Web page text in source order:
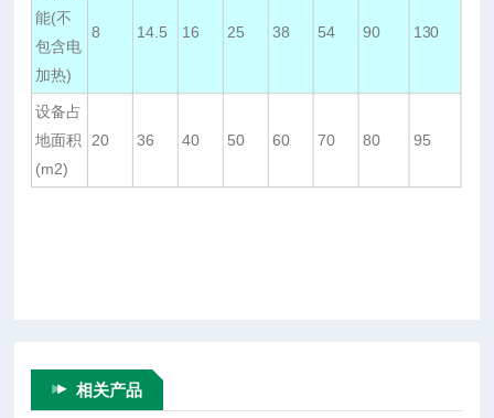
能(不
包含电
加热)
8 14.5 16 25 38 54 90 130
设备占
地面积
(m2)
20 36 40 50 60 70 80 95
相关产品